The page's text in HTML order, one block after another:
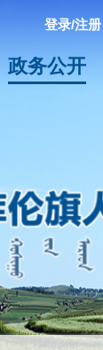
登录/注册
政务公开